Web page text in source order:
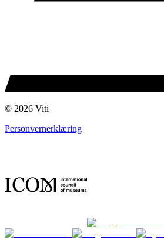
© 2026 Viti
Personvernerklæring